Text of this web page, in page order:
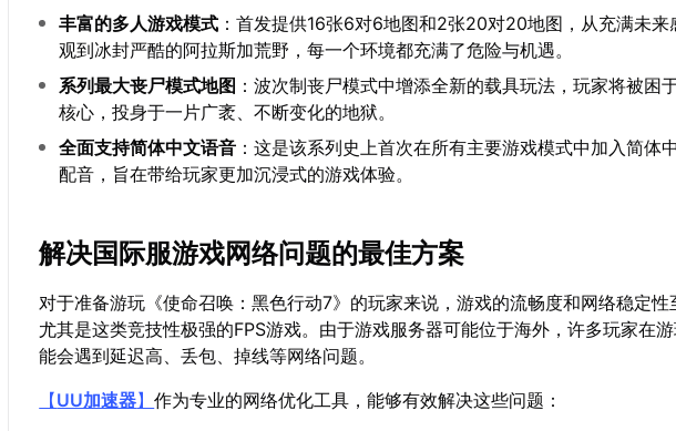
丰富的多人游戏模式 ：首发提供16张6对6地图和2张20对20地图，从充满未来
观到冰封严酷的阿拉斯加荒野，每一个环境都充满了危险与机遇。
系列最大丧尸模式地图 ：波次制丧尸模式中增添全新的载具玩法，玩家将被困
核心，投身于一片广袤、不断变化的地狱。
全面支持简体中文语音 ：这是该系列史上首次在所有主要游戏模式中加入简体
配音，旨在带给玩家更加沉浸式的游戏体验。
解决国际服游戏网络问题的最佳方案
对于准备游玩《使命召唤：黑色行动7》的玩家来说，游戏的流畅度和网络稳定性
尤其是这类竞技性极强的FPS游戏。由于游戏服务器可能位于海外，许多玩家在
能会遇到延迟高、丢包、掉线等网络问题。
【UU加速器】作为专业的网络优化工具，能够有效解决这些问题：